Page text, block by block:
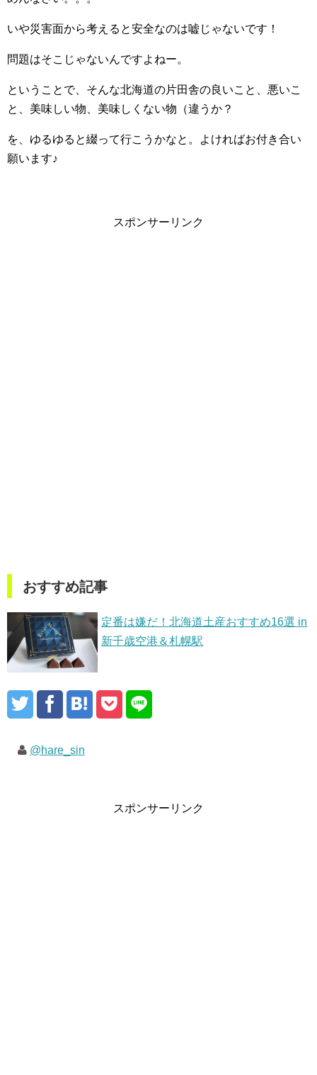
いや災害面から考えると安全なのは嘘じゃないです！
問題はそこじゃないんですよねー。
ということで、そんな北海道の片田舎の良いこと、悪いこ
と、美味しい物、美味しくない物（違うか？
を、ゆるゆると綴って行こうかなと。よければお付き合い
願います♪
スポンサーリンク
おすすめ記事
定番は嫌だ！北海道土産おすすめ16選 in
新千歳空港＆札幌駅
@hare_sin
スポンサーリンク